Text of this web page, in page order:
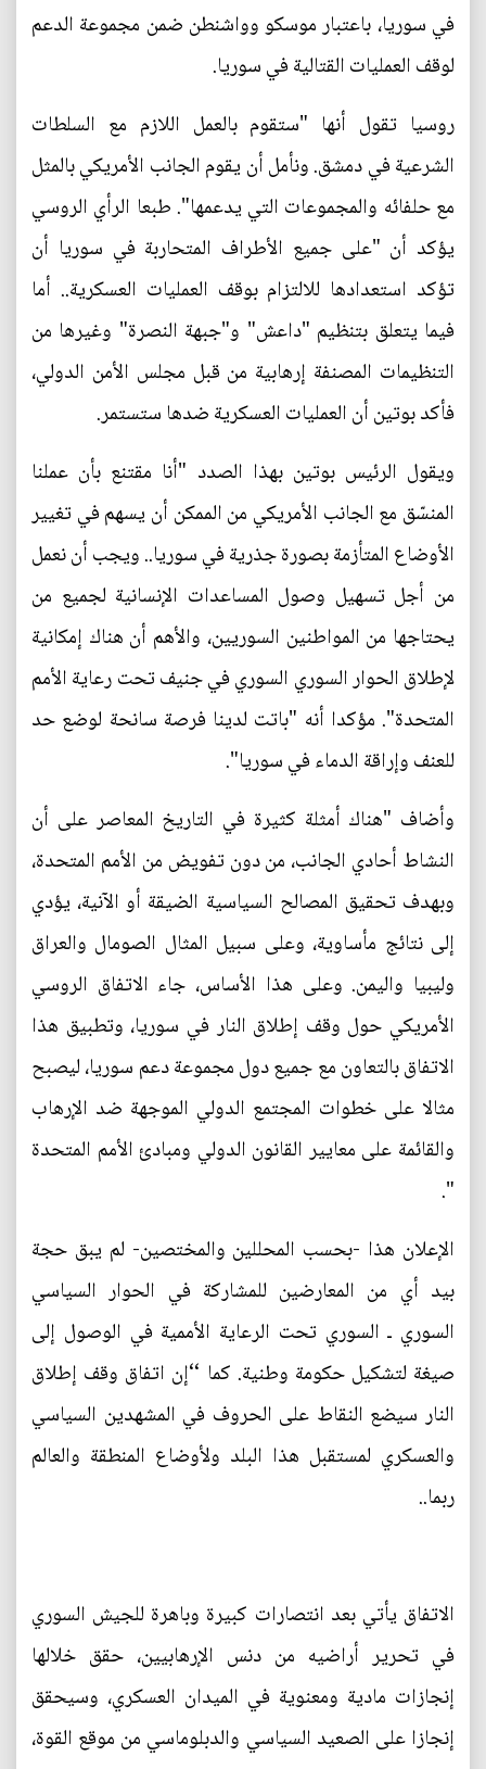
في سوريا، باعتبار موسكو وواشنطن ضمن مجموعة الدعم
لوقف العمليات القتالية في سوريا.
روسيا تقول أنها "ستقوم بالعمل اللازم مع السلطات
الشرعية في دمشق. ونأمل أن يقوم الجانب الأمريكي بالمثل
مع حلفائه والمجموعات التي يدعمها". طبعا الرأي الروسي
يؤكد أن "على جميع الأطراف المتحاربة في سوريا أن
تؤكد استعدادها للالتزام بوقف العمليات العسكرية.. أما
فيما يتعلق بتنظيم "داعش" و"جبهة النصرة" وغيرها من
التنظيمات المصنفة إرهابية من قبل مجلس الأمن الدولي،
فأكد بوتين أن العمليات العسكرية ضدها ستستمر.
ويقول الرئيس بوتين بهذا الصدد "أنا مقتنع بأن عملنا
المنسّق مع الجانب الأمريكي من الممكن أن يسهم في تغيير
الأوضاع المتأزمة بصورة جذرية في سوريا.. ويجب أن نعمل
من أجل تسهيل وصول المساعدات الإنسانية لجميع من
يحتاجها من المواطنين السوريين، والأهم أن هناك إمكانية
لإطلاق الحوار السوري السوري في جنيف تحت رعاية الأمم
المتحدة". مؤكدا أنه "باتت لدينا فرصة سانحة لوضع حد
للعنف وإراقة الدماء في سوريا".
وأضاف "هناك أمثلة كثيرة في التاريخ المعاصر على أن
النشاط أحادي الجانب، من دون تفويض من الأمم المتحدة،
وبهدف تحقيق المصالح السياسية الضيقة أو الآنية، يؤدي
إلى نتائج مأساوية، وعلى سبيل المثال الصومال والعراق
وليبيا واليمن. وعلى هذا الأساس، جاء الاتفاق الروسي
الأمريكي حول وقف إطلاق النار في سوريا، وتطبيق هذا
الاتفاق بالتعاون مع جميع دول مجموعة دعم سوريا، ليصبح
مثالا على خطوات المجتمع الدولي الموجهة ضد الإرهاب
والقائمة على معايير القانون الدولي ومبادئ الأمم المتحدة
".
الإعلان هذا -بحسب المحللين والمختصين- لم يبق حجة
بيد أي من المعارضين للمشاركة في الحوار السياسي
السوري ـ السوري تحت الرعاية الأممية في الوصول إلى
صيغة لتشكيل حكومة وطنية. كما ‘‘إن اتفاق وقف إطلاق
النار سيضع النقاط على الحروف في المشهدين السياسي
والعسكري لمستقبل هذا البلد ولأوضاع المنطقة والعالم
ربما..
الاتفاق يأتي بعد انتصارات كبيرة وباهرة للجيش السوري
في تحرير أراضيه من دنس الإرهابيين، حقق خلالها
إنجازات مادية ومعنوية في الميدان العسكري، وسيحقق
إنجازا على الصعيد السياسي والدبلوماسي من موقع القوة،